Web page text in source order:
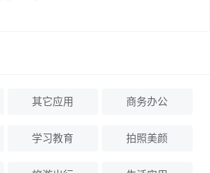
其它应用 商务办公
学习教育 拍照美颜